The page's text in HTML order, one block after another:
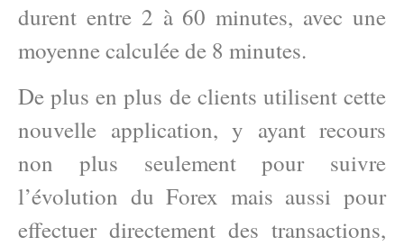
durent entre 2 à 60 minutes, avec une
moyenne calculée de 8 minutes.
De plus en plus de clients utilisent cette
nouvelle application, y ayant recours
non plus seulement pour suivre
l’évolution du Forex mais aussi pour
effectuer directement des transactions,